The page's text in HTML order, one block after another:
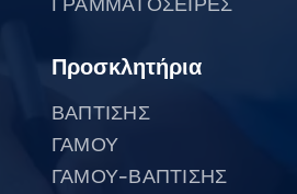
Προσκλητήρια
ΒΑΠΤΙΣΗΣ
ΓΑΜΟΥ
ΓΑΜΟΥ-ΒΑΠΤΙΣΗΣ